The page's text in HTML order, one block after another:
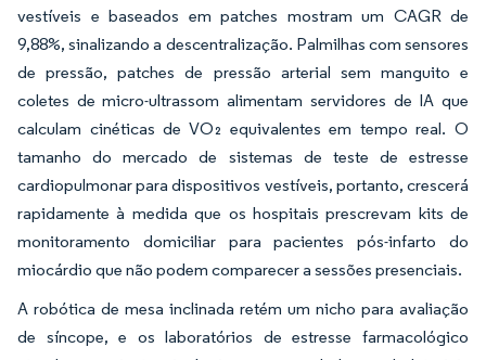
vestíveis e baseados em patches mostram um CAGR de
9,88%, sinalizando a descentralização. Palmilhas com sensores
de pressão, patches de pressão arterial sem manguito e
coletes de micro-ultrassom alimentam servidores de IA que
calculam cinéticas de VO₂ equivalentes em tempo real. O
tamanho do mercado de sistemas de teste de estresse
cardiopulmonar para dispositivos vestíveis, portanto, crescerá
rapidamente à medida que os hospitais prescrevam kits de
monitoramento domiciliar para pacientes pós-infarto do
miocárdio que não podem comparecer a sessões presenciais.
A robótica de mesa inclinada retém um nicho para avaliação
de síncope, e os laboratórios de estresse farmacológico